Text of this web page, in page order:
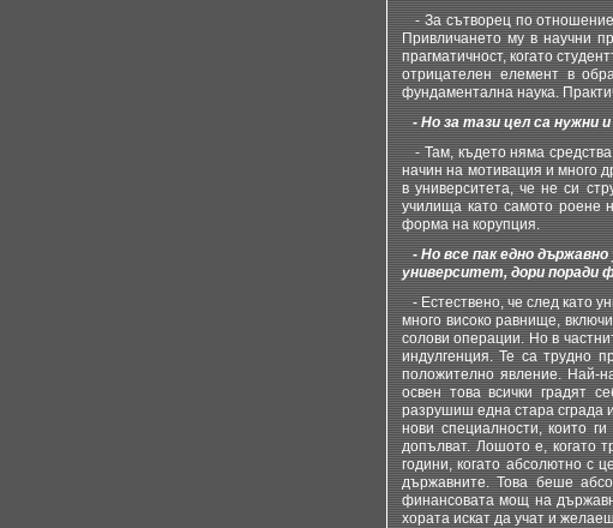
- За сътворец по отношение
Привличането му в научни
прагматичност, когато
отрицателен елемент в
фундаментална наука.
- Но за тази цел са нужни
- Там, където няма
начин на мотивация и много
в университета, че не си
училища като самото роене
форма на корупция.
- Но все пак едно държавно
университет, дори поради
- Естествено, че след като
много високо равнище,
солови операции. Но в
индулгенция. Те са трудно
положително явление. Най-
освен това всички градят
разрушиш една стара сграда
нови специалности, които
допълват. Лошото е, когато
години, когато абсолютно с
държавните. Това беше
финансовата мощ на
хората искат да учат и